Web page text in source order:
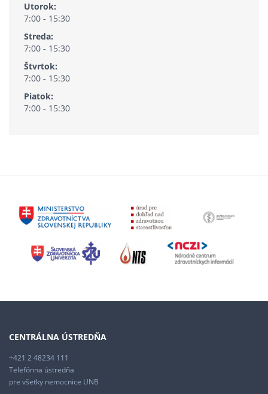
Utorok:
7:00 - 15:30
Streda:
7:00 - 15:30
Štvrtok:
7:00 - 15:30
Piatok:
7:00 - 15:30
CENTRÁLNA ÚSTREDŇA
+421 2 48234 111
Telefónna ústredňa
pre všetky nemocnice UNB